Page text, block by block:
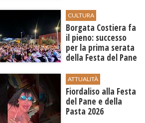
CULTURA
​Borgata Costiera fa
il pieno: successo
per la prima serata
della Festa del Pane
ATTUALITÀ
Fiordaliso alla Festa
del Pane e della
Pasta 2026